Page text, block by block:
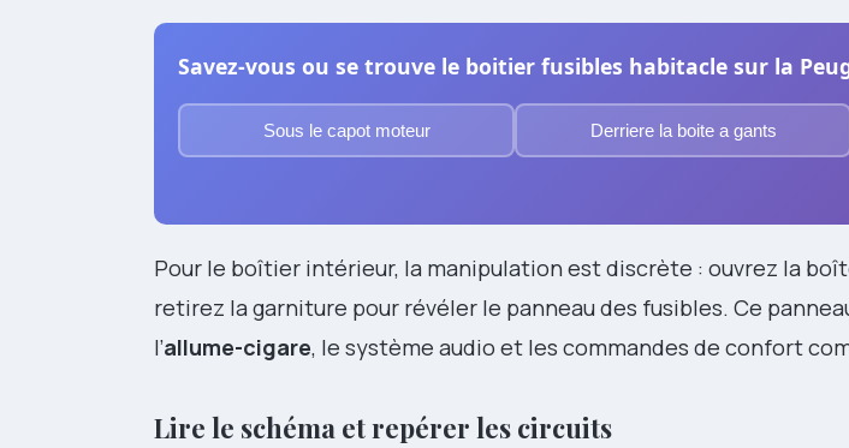
Savez-vous ou se trouve le boitier fusibles habitacle sur la
Sous le capot moteur Derriere la boite a gants
Pour le boîtier intérieur, la manipulation est discrète : ouvrez la
retirez la garniture pour révéler le panneau des fusibles. Ce
l’allume-cigare, le système audio et les commandes de confort
Lire le schéma et repérer les circuits